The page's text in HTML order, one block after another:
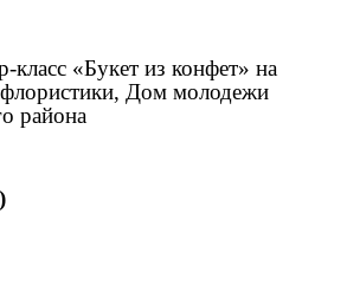
класс «Букет из конфет» на
флористики, Дом молодежи
района